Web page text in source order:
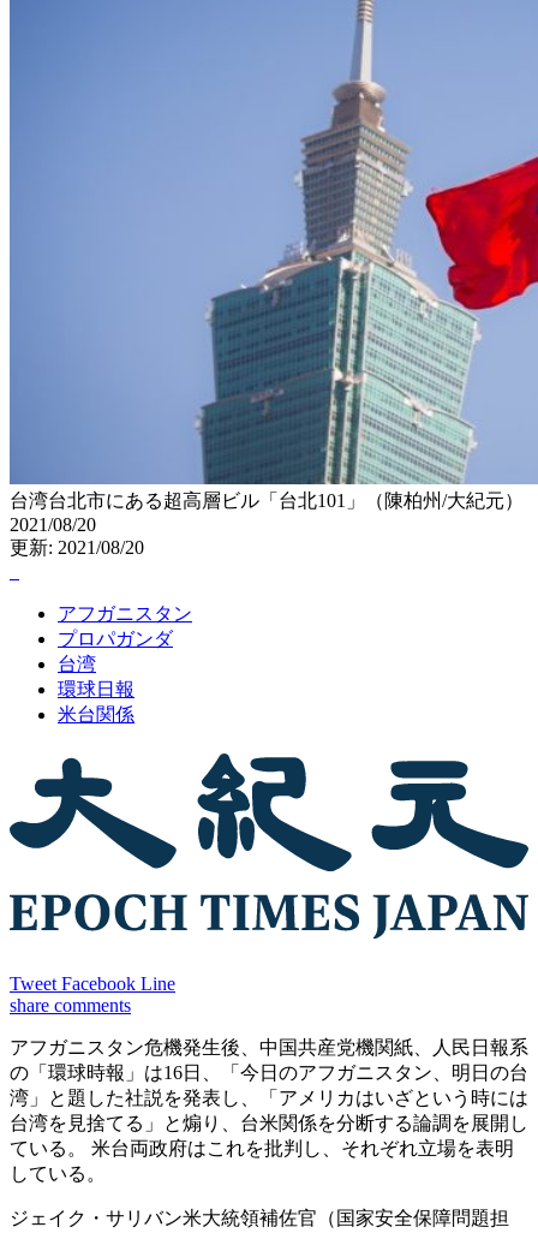
台湾台北市にある超高層ビル「台北101」（陳柏州/大紀元）
2021/08/20
更新: 2021/08/20
アフガニスタン
プロパガンダ
台湾
環球日報
米台関係
Tweet Facebook Line
share comments
アフガニスタン危機発生後、中国共産党機関紙、人民日報系
の「環球時報」は16日、「今日のアフガニスタン、明日の台
湾」と題した社説を発表し、「アメリカはいざという時には
台湾を見捨てる」と煽り、台米関係を分断する論調を展開し
ている。 米台両政府はこれを批判し、それぞれ立場を表明
している。
ジェイク・サリバン米大統領補佐官（国家安全保障問題担